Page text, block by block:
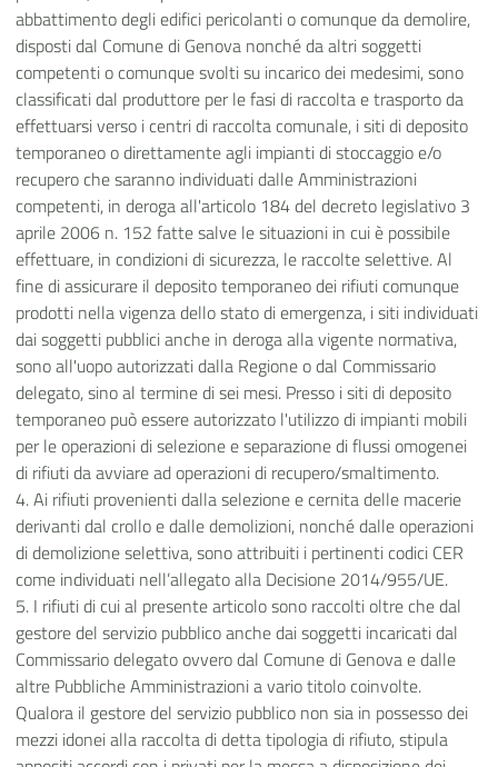
abbattimento degli edifici pericolanti o comunque da demolire,
disposti dal Comune di Genova nonché da altri soggetti
competenti o comunque svolti su incarico dei medesimi, sono
classificati dal produttore per le fasi di raccolta e trasporto da
effettuarsi verso i centri di raccolta comunale, i siti di deposito
temporaneo o direttamente agli impianti di stoccaggio e/o
recupero che saranno individuati dalle Amministrazioni
competenti, in deroga all'articolo 184 del decreto legislativo 3
aprile 2006 n. 152 fatte salve le situazioni in cui è possibile
effettuare, in condizioni di sicurezza, le raccolte selettive. Al
fine di assicurare il deposito temporaneo dei rifiuti comunque
prodotti nella vigenza dello stato di emergenza, i siti individuati
dai soggetti pubblici anche in deroga alla vigente normativa,
sono all'uopo autorizzati dalla Regione o dal Commissario
delegato, sino al termine di sei mesi. Presso i siti di deposito
temporaneo può essere autorizzato l'utilizzo di impianti mobili
per le operazioni di selezione e separazione di flussi omogenei
di rifiuti da avviare ad operazioni di recupero/smaltimento.
4. Ai rifiuti provenienti dalla selezione e cernita delle macerie
derivanti dal crollo e dalle demolizioni, nonché dalle operazioni
di demolizione selettiva, sono attribuiti i pertinenti codici CER
come individuati nell’allegato alla Decisione 2014/955/UE.
5. I rifiuti di cui al presente articolo sono raccolti oltre che dal
gestore del servizio pubblico anche dai soggetti incaricati dal
Commissario delegato ovvero dal Comune di Genova e dalle
altre Pubbliche Amministrazioni a vario titolo coinvolte.
Qualora il gestore del servizio pubblico non sia in possesso dei
mezzi idonei alla raccolta di detta tipologia di rifiuto, stipula